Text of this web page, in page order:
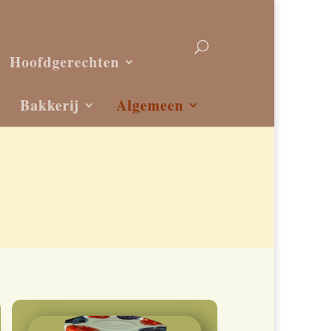
Hoofdgerechten
Bakkerij Algemeen